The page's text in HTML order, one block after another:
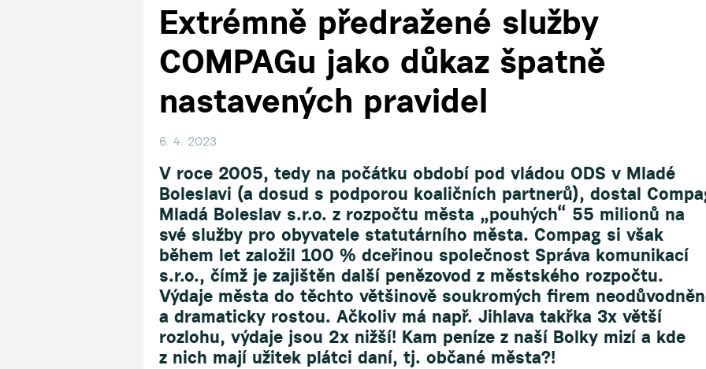
Extrémně předražené služby
COMPAGu jako důkaz špatně
nastavených pravidel
6. 4. 2023
V roce 2005, tedy na počátku období pod vládou ODS v Mladé
Boleslavi (a dosud s podporou koaličních partnerů), dostal
Mladá Boleslav s.r.o. z rozpočtu města „pouhých“ 55 milionů na
své služby pro obyvatele statutárního města. Compag si však
během let založil 100 % dceřinou společnost Správa komunikací
s.r.o., čímž je zajištěn další penězovod z městského rozpočtu.
Výdaje města do těchto většinově soukromých firem
a dramaticky rostou. Ačkoliv má např. Jihlava takřka 3x větší
rozlohu, výdaje jsou 2x nižší! Kam peníze z naší Bolky mizí a kde
z nich mají užitek plátci daní, tj. občané města?!